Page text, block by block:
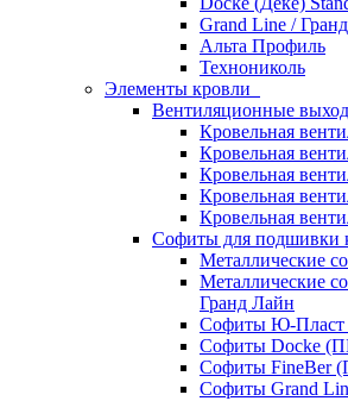
Grand Line /
Альта Профиль
Технониколь
Элементы кровли
Вентиляционные
Кровельная
Кровельная
Кровельная
Кровельная
Кровельная
Cофиты для подшивки
Металлические
Металлические
Гранд Лайн
Софиты Ю-
Софиты Docke
Софиты FineBer
Софиты Grand